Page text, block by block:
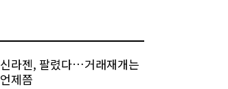
신라젠, 팔렸다…거래재개는
언제쯤